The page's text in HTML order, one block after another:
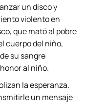
un disco y
violento en
que mató al pobre
cuerpo del niño,
su sangre
al niño.
la esperanza.
un mensaje